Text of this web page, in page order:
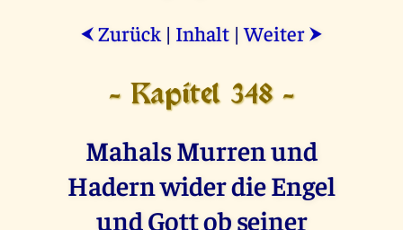
⮜ Zurück | Inhalt |Weiter ⮞
- Kapitel 348 -
Mahals Murren und
Hadern wider die Engel
und Gott ob seiner